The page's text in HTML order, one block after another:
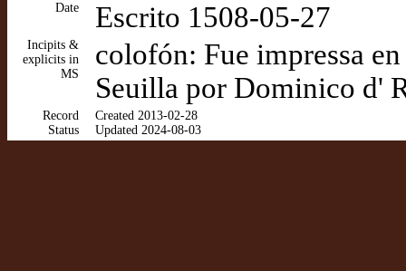
Date Escrito 1508-05-27
Incipits &
explicits in
MS
colofón: Fue impressa
Seuilla por Dominico d'
Record
Status
Created 2013-02-28
Updated 2024-08-03